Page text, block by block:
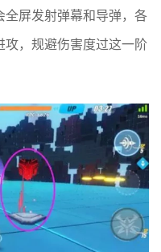
全屏发射弹幕和导弹，各
，规避伤害度过这一阶